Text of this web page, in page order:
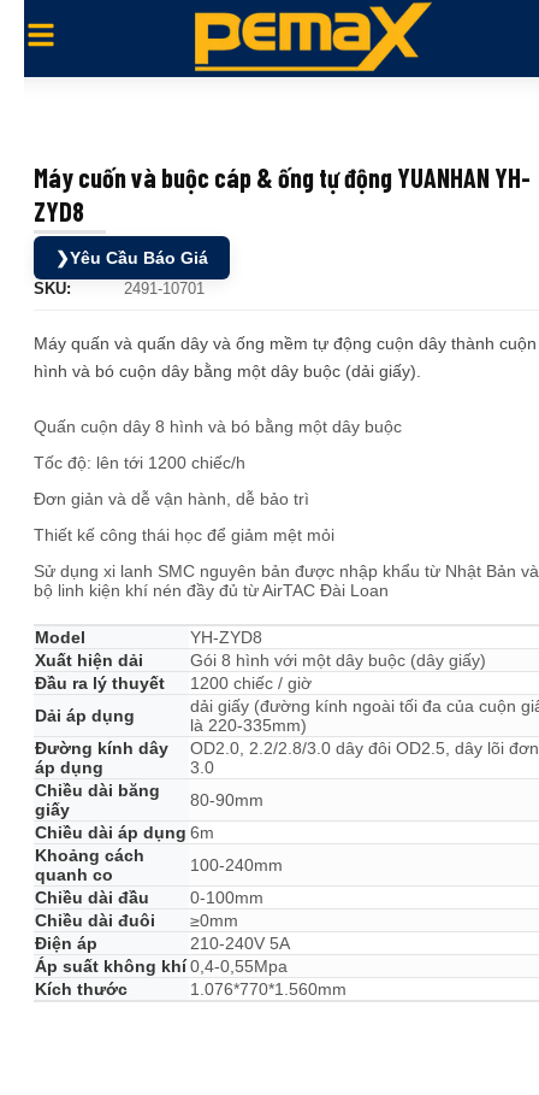
Máy cuốn và buộc cáp & ống tự động YUANHAN YH-
ZYD8
❯Yêu Cầu Báo Giá
SKU: 2491-10701
Máy quấn và quấn dây và ống mềm tự động cuộn dây thành
hình và bó cuộn dây bằng một dây buộc (dải giấy).
Quấn cuộn dây 8 hình và bó bằng một dây buộc
Tốc độ: lên tới 1200 chiếc/h
Đơn giản và dễ vận hành, dễ bảo trì
Thiết kế công thái học để giảm mệt mỏi
Sử dụng xi lanh SMC nguyên bản được nhập khẩu từ Nhật Bản và
bộ linh kiện khí nén đầy đủ từ AirTAC Đài Loan
Model
YH-ZYD8
Xuất hiện dải
Gói 8 hình với một dây buộc (dây giấy)
Đầu ra lý thuyết
1200 chiếc / giờ
Dải áp dụng
dải giấy (đường kính ngoài tối đa của cuộn
là 220-335mm)
Đường kính dây
áp dụng
OD2.0, 2.2/2.8/3.0 dây đôi OD2.5, dây lõi đơn
3.0
Chiều dài băng
giấy
80-90mm
Chiều dài áp dụng 6m
Khoảng cách
quanh co
100-240mm
Chiều dài đầu
0-100mm
Chiều dài đuôi
≥0mm
Điện áp
210-240V 5A
Áp suất không khí0,4-0,55Mpa
Kích thước
1.076*770*1.560mm